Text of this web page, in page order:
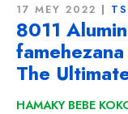
17 MEY 2022
8011
The
HAMAKY BEBE